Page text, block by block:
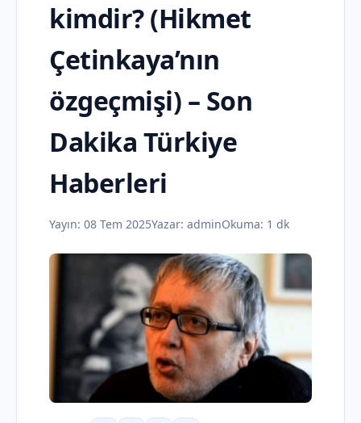
kimdir? (Hikmet
Çetinkaya’nın
özgeçmişi) – Son
Dakika Türkiye
Haberleri
Yayın: 08 Tem 2025Yazar: adminOkuma: 1 dk